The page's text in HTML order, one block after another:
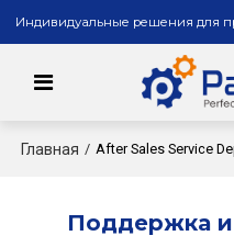
Индивидуальные решения для
Главная / After Sales Service
Поддержка и